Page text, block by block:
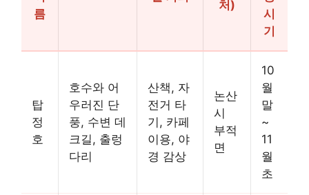
름
처)
시
기
탑
정
호
호수와 어
우러진 단
풍, 수변 데
크길, 출렁
다리
산책, 자
전거 타
기, 카페
이용, 야
경 감상
논산
시
부적
면
10
월
말
~
11
월
초